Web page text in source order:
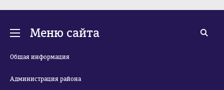
Меню сайта
Общая информация
Администрация района